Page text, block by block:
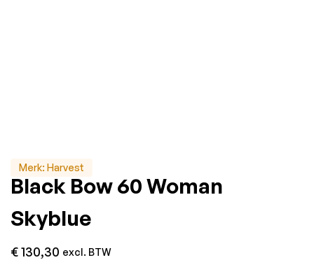
Merk: Harvest
Black Bow 60 Woman
Skyblue
€130,30 excl. BTW